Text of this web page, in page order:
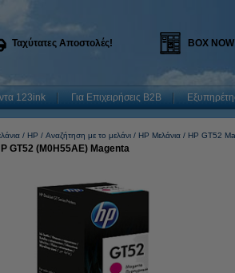
Ταχύτατες Αποστολές! BOX
123ink Για Επιχειρήσεις B2B
HP Αναζήτηση με το μελάνι HP Μελάνια HP GT52
GT52 (M0H55AE) Magenta